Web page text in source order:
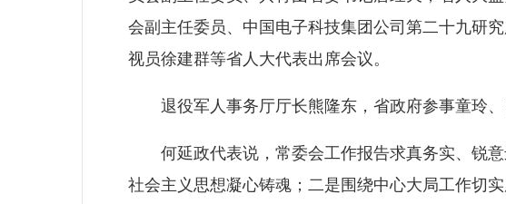
会副主任委员、中国电子科技集团公司第二十九研
视员徐建群等省人大代表出席会议。
退役军人事务厅厅长熊隆东，省政府参事童玲、
何延政代表说，常委会工作报告求真务实、锐意
社会主义思想凝心铸魂；二是围绕中心大局工作切